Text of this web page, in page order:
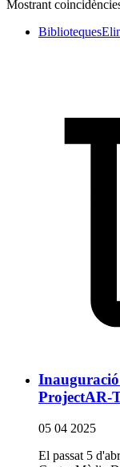
Mostrant
Biblioteques
Inauguració
ProjectAR-
05 04 2025
El passat 5